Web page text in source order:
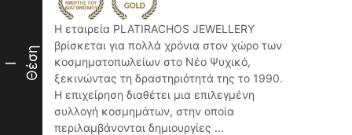
I Θέση
Η εταιρεία PLATIRACHOS JEWELLERY
βρίσκεται για πολλά χρόνια στον χώρο των
κοσμηματοπωλείων στο Νέο Ψυχικό,
ξεκινώντας τη δραστηριότητά της το 1990.
Η επιχείρηση διαθέτει μια επιλεγμένη
συλλογή κοσμημάτων, στην οποία
περιλαμβάνονται δημιουργίες ...